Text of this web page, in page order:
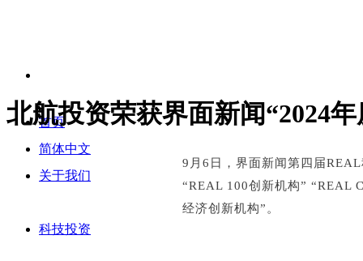
首页
关于我们
科技投资
简体中文
北航投资荣获界面新闻“2024
9月6日，界面新闻第四届
“REAL 100创新机构” “REAL
经济创新机构”。